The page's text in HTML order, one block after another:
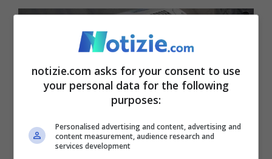
Condizionatori, AltroConsumo consiglia i migliori modelli
notizie.com asks for your consent to use
your personal data for the following
purposes:
Personalised advertising and content, advertising and
content measurement, audience research and
services development